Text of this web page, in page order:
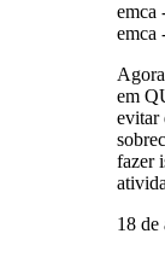
emca
emca
em
evitar
fazer
18 de